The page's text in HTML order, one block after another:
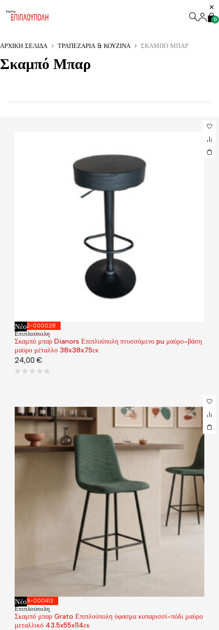
0
ΑΡΧΙΚΉ ΣΕΛΊΔΑ ΤΡΑΠΕΖΑΡΊΑ & ΚΟΥΖΊΝΑ ΣΚΑΜΠΌ ΜΠΑΡ
Σκαμπό Μπαρ
Νέο292-000028
Επιπλούπολη
Σκαμπό μπαρ Dianors Επιπλούπολη πτυσσόμενο pu μαύρο-βάση
μαύρο μέταλλο 38x38x75εκ
24,00 €
Νέο029-000413
Επιπλούπολη
Σκαμπό μπαρ Grato Επιπλούπολη ύφασμα κυπαρισσί-πόδι μαύρο
μεταλλικό 43.5x55x114εκ